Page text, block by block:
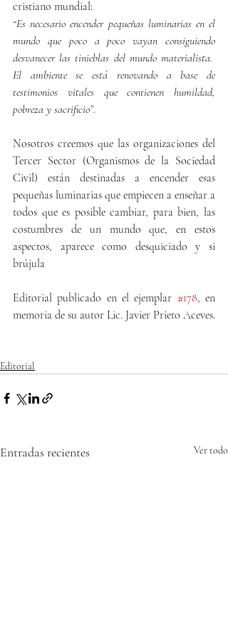
cristiano mundial:
“Es necesario encender pequeñas luminarias en el
mundo que poco a poco vayan consiguiendo
desvanecer las tinieblas del mundo materialista.
El ambiente se está renovando a base de
testimonios vitales que contienen humildad,
pobreza y sacrificio”.
Nosotros creemos que las organizaciones del
Tercer Sector (Organismos de la Sociedad
Civil) están destinadas a encender esas
pequeñas luminarias que empiecen a enseñar a
todos que es posible cambiar, para bien, las
costumbres de un mundo que, en estos
aspectos, aparece como desquiciado y si
brújula
Editorial publicado en el ejemplar #178, en
memoria de su autor Lic. Javier Prieto Aceves.
Editorial
Entradas recientes Ver todo